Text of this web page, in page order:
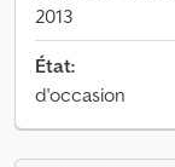
2013
État:
d'occasion